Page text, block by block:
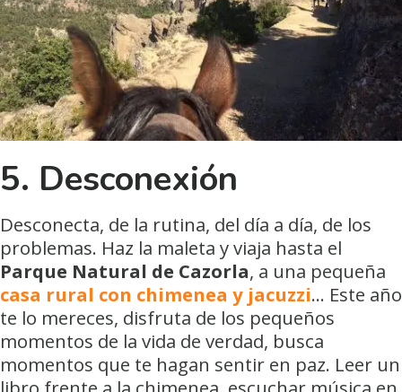
5. Desconexión
Desconecta, de la rutina, del día a día, de los
problemas. Haz la maleta y viaja hasta el
Parque Natural de Cazorla, a una pequeña
casa rural con chimenea y jacuzzi… Este año
te lo mereces, disfruta de los pequeños
momentos de la vida de verdad, busca
momentos que te hagan sentir en paz. Leer un